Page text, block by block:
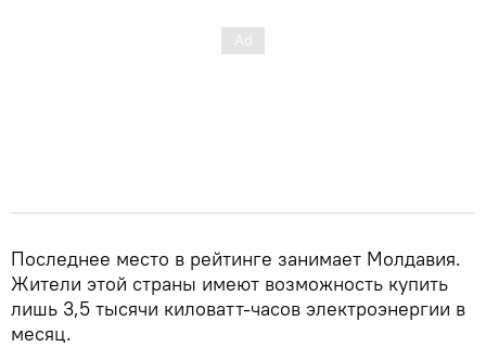
Последнее место в рейтинге занимает Молдавия.
Жители этой страны имеют возможность купить
лишь 3,5 тысячи киловатт-часов электроэнергии в
месяц.